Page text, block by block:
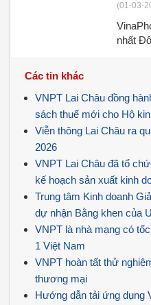
(01-03-
nhất
Các tin khác
VNPT Lai Châu đồng
sách thuế mới cho Hộ
Viễn thông Lai Châu ra
2026
VNPT Lai Châu đã tổ
kế hoạch sản xuất kinh
Trung tâm Kinh doanh
dự nhận Bằng khen của
VNPT là nhà mạng có
1 Việt Nam
VNPT hoàn tất thử
thương mại
Hướng dẫn tải ứng dụng